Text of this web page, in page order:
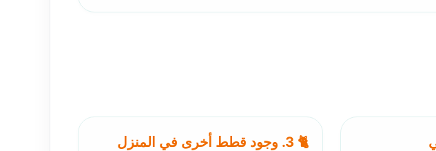
🐈 3. وجود قطط أخرى في المنزل